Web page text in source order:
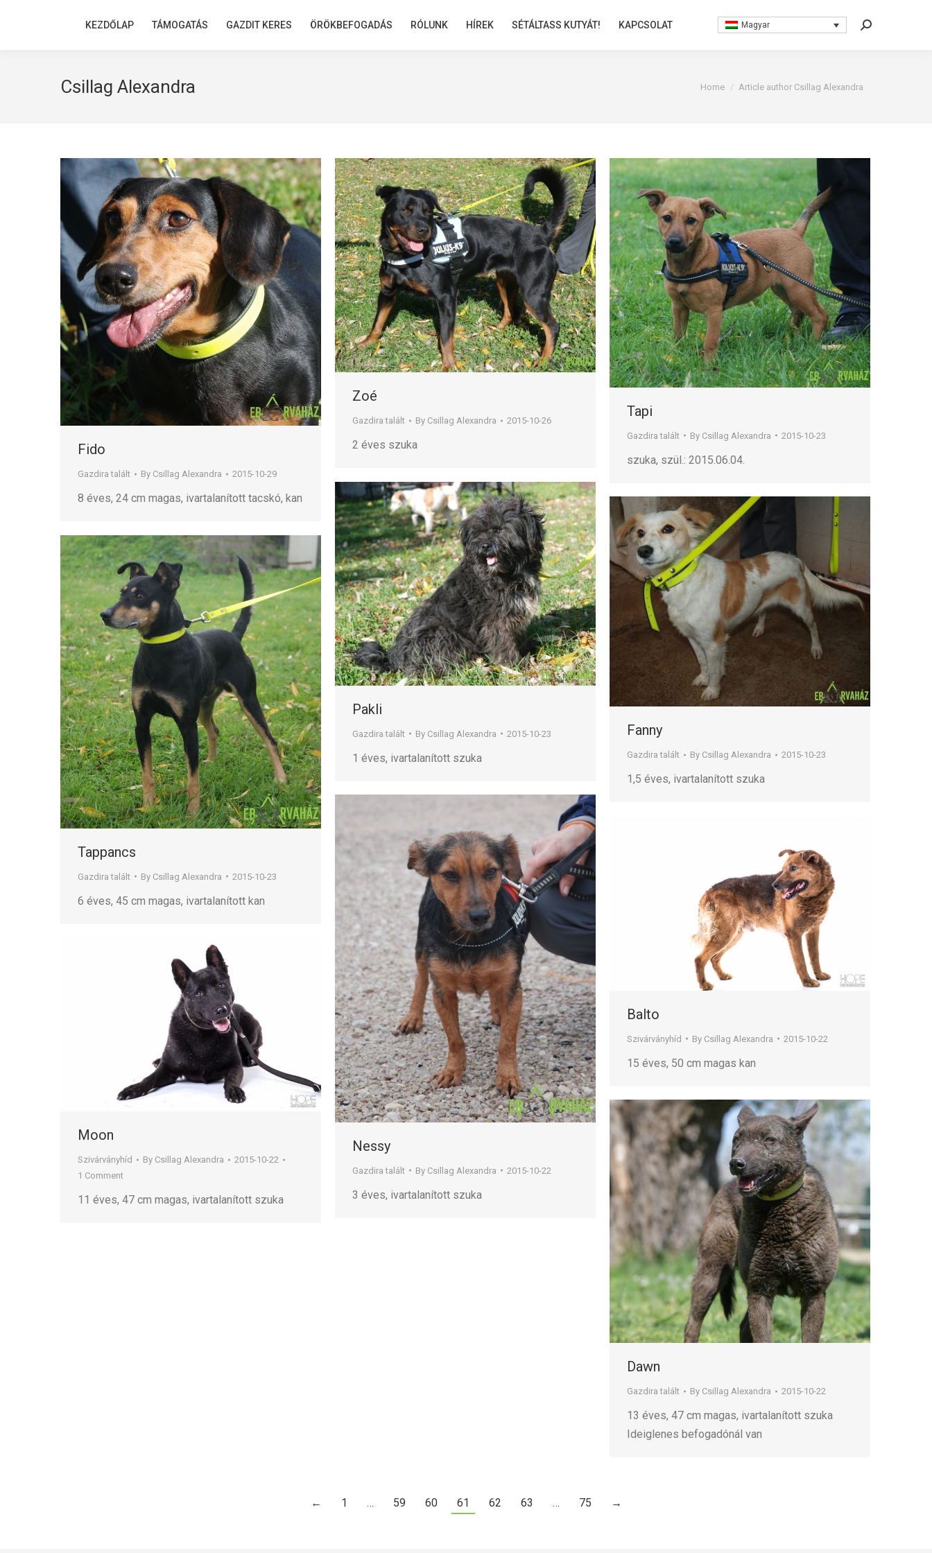
KEZDŐLAP TÁMOGATÁS GAZDIT KERES ÖRÖKBEFOGADÁS RÓLUNK HÍREK SÉTÁLTASS KUTYÁT! KAPCSOLAT Magyar Search:
Csillag Alexandra You are here:
Home Article author Csillag Alexandra
Fido
Gazdira talált By Csillag Alexandra 2015-10-29
8 éves, 24 cm magas, ivartalanított tacskó, kan
Zoé
Gazdira talált By Csillag Alexandra 2015-10-26
2 éves szuka
Tapi
Gazdira talált By Csillag Alexandra 2015-10-23
szuka, szül.: 2015.06.04.
Pakli
Gazdira talált By Csillag Alexandra 2015-10-23
1 éves, ivartalanított szuka
Fanny
Gazdira talált By Csillag Alexandra 2015-10-23
1,5 éves, ivartalanított szuka
Tappancs
Gazdira talált By Csillag Alexandra 2015-10-23
6 éves, 45 cm magas, ivartalanított kan
Nessy
Gazdira talált By Csillag Alexandra 2015-10-22
3 éves, ivartalanított szuka
Balto
Szivárványhíd By Csillag Alexandra 2015-10-22
15 éves, 50 cm magas kan
Moon
Szivárványhíd By Csillag Alexandra
2015-10-22
1 Comment
11 éves, 47 cm magas, ivartalanított szuka
Dawn
Gazdira talált By Csillag Alexandra 2015-10-22
13 éves, 47 cm magas, ivartalanított szuka
Ideiglenes befogadónál van
← 1 … 59 60 61 62 63 … 75 →
KEZDŐLAP TÁMOGATÁS GAZDIT KERES ÖRÖKBEFOGADÁS RÓLUNK HÍREK SÉTÁLTASS KUTYÁT! KAPCSOLAT Magyar Search: